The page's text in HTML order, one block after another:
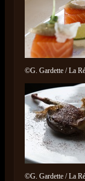
©G. Gardette / La
©G. Gardette / La